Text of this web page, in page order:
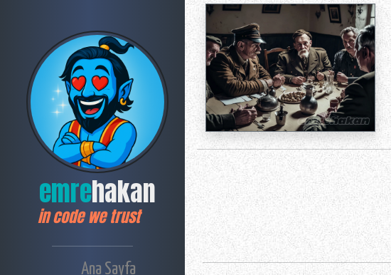
emrehakan
in code we trust
Ana Sayfa